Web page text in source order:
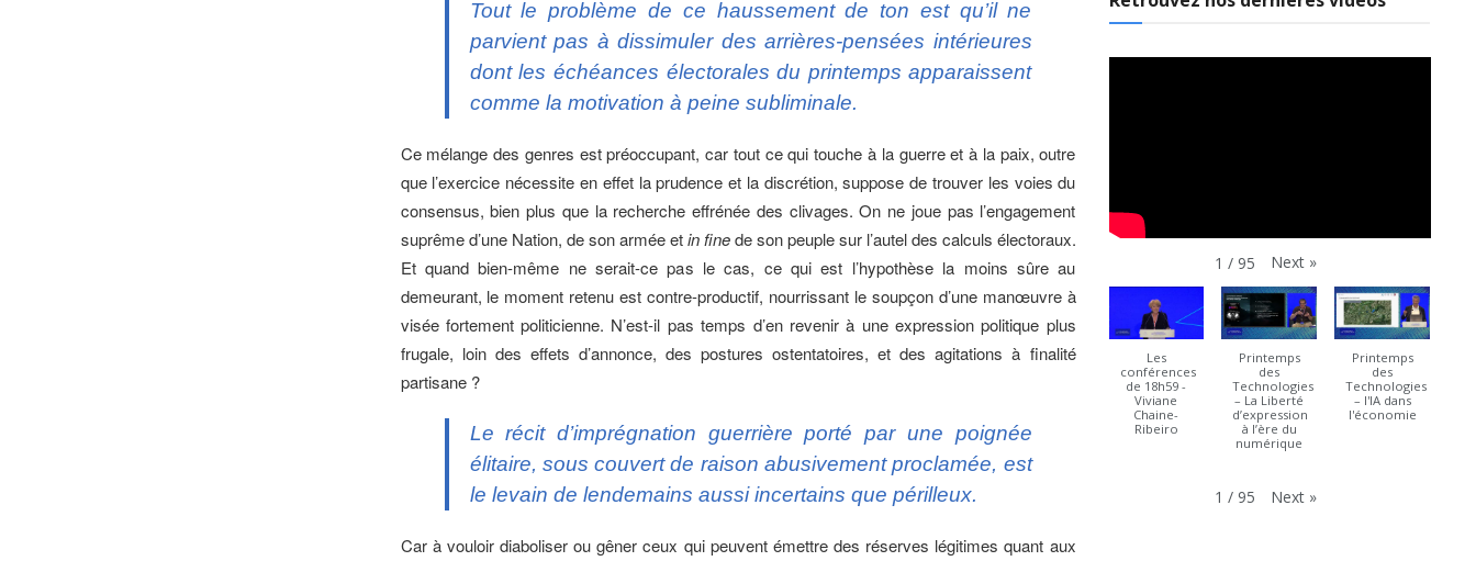
Tout le problème de ce haussement de ton est qu’il ne
parvient pas à dissimuler des arrières-pensées intérieures
dont les échéances électorales du printemps apparaissent
comme la motivation à peine subliminale.
Ce mélange des genres est préoccupant, car tout ce qui touche à la guerre et à la paix, outre
que l’exercice nécessite en effet la prudence et la discrétion, suppose de trouver les voies du
consensus, bien plus que la recherche effrénée des clivages. On ne joue pas l’engagement
suprême d’une Nation, de son armée etin finede son peuple sur l’autel des calculs électoraux.
Et quand bien-même ne serait-ce pas le cas, ce qui est l’hypothèse la moins sûre au
demeurant, le moment retenu est contre-productif, nourrissant le soupçon d’une manœuvre à
visée fortement politicienne. N’est-il pas temps d’en revenir à une expression politique plus
frugale, loin des effets d’annonce, des postures ostentatoires, et des agitations à finalité
partisane ?
Le récit d’imprégnation guerrière porté par une poignée
élitaire, sous couvert de raison abusivement proclamée, est
le levain de lendemains aussi incertains que périlleux.
Car à vouloir diaboliser ou gêner ceux qui peuvent émettre des réserves légitimes quant aux
1 / 95 Next »
Les
conférences
de 18h59 -
Viviane
Chaine-
Ribeiro
Printemps
des
Technologies
– La Liberté
d’expression
à l’ère du
numérique
Printemps
des
Technologies
– l'IA dans
l'économie
1 / 95 Next »